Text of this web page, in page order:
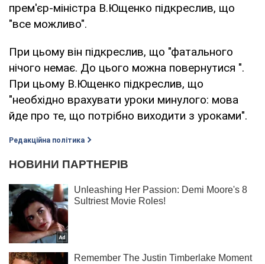
прем'єр-міністра В.Ющенко підкреслив, що
"все можливо".
При цьому він підкреслив, що "фатального
нічого немає. До цього можна повернутися ".
При цьому В.Ющенко підкреслив, що
"необхідно врахувати уроки минулого: мова
йде про те, що потрібно виходити з уроками".
Редакційна політика